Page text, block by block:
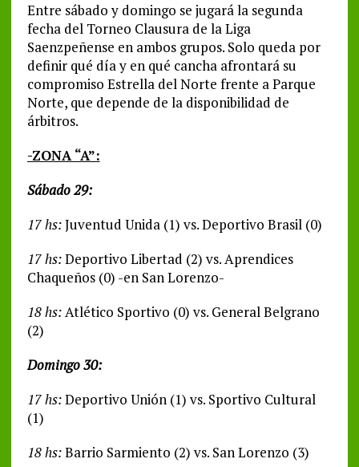
Entre sábado y domingo se jugará la segunda
fecha del Torneo Clausura de la Liga
Saenzpeñense en ambos grupos. Solo queda por
definir qué día y en qué cancha afrontará su
compromiso Estrella del Norte frente a Parque
Norte, que depende de la disponibilidad de
árbitros.
-ZONA “A”:
Sábado 29:
17 hs:Juventud Unida (1) vs. Deportivo Brasil (0)
17 hs:Deportivo Libertad (2) vs. Aprendices
Chaqueños (0) -en San Lorenzo-
18 hs:Atlético Sportivo (0) vs. General Belgrano
(2)
Domingo 30:
17 hs:Deportivo Unión (1) vs. Sportivo Cultural
(1)
18 hs:Barrio Sarmiento (2) vs. San Lorenzo (3)